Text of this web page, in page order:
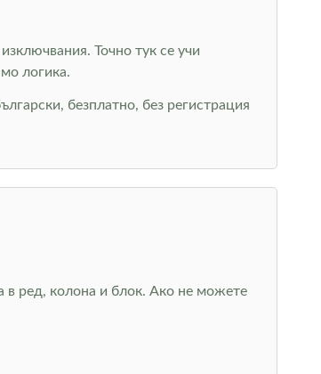
Точно тук се учи
логика.
безплатно, без регистрация
в ред, колона и блок. Ако не можете